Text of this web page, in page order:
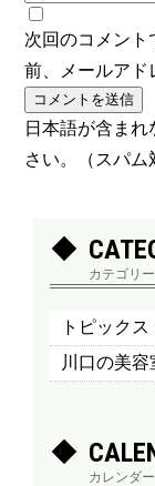
次回のコメント
前、メールアド
日本語が含ま
さい。（スパム
カテゴリー
トピックス
川口の美
カレンダー